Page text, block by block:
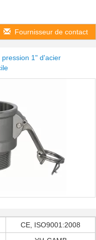
Fournisseur de contact
1" d'acier
CE, ISO9001:2008